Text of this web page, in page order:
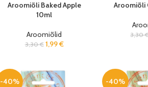
Aroomiõli Baked Apple
10ml
Aroomiõlid
3,30€ 1,99€
Aroomiõli
3,30
-40% -40%